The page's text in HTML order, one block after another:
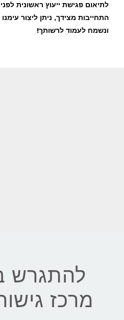
לתיאום פגישת ייעוץ ראשונית
ונשמח לעמוד לרשותך!
להתגרש
מרכז